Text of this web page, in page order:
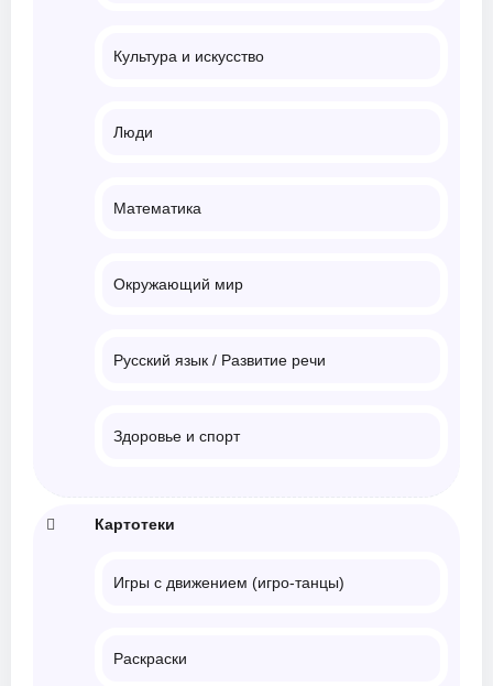
Культура и искусство
Люди
Математика
Окружающий мир
Русский язык / Развитие речи
Здоровье и спорт
Картотеки
Игры с движением (игро-танцы)
Раскраски